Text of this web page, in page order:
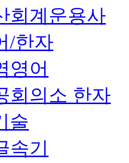
회계운용사
/한자
영어
회의소 한자
술
속기